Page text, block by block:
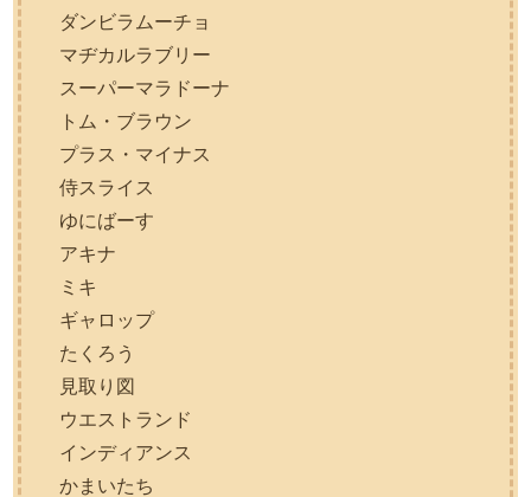
ダンビラムーチョ
マヂカルラブリー
スーパーマラドーナ
トム・ブラウン
プラス・マイナス
侍スライス
ゆにばーす
アキナ
ミキ
ギャロップ
たくろう
見取り図
ウエストランド
インディアンス
かまいたち